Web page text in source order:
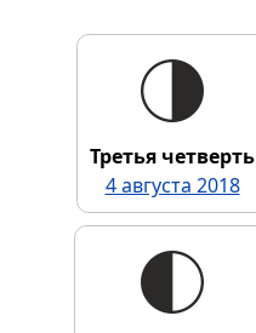
Третья четверть
4 августа 2018